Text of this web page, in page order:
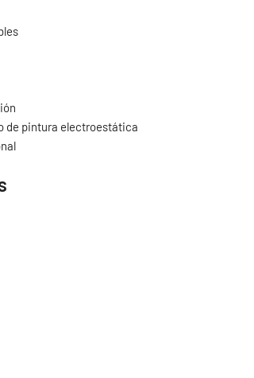
de pintura electroestática